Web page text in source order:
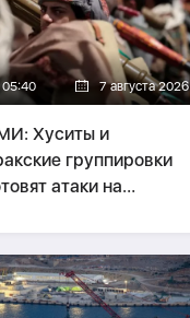
05:40 7 августа 2026
Хуситы и
группировки
атаки на